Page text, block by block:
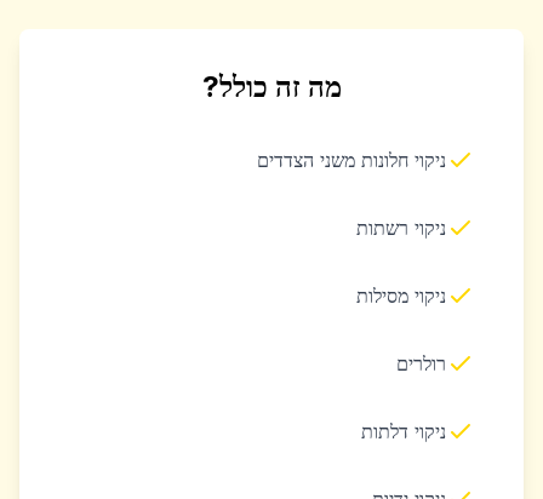
מה זה כולל?
ניקוי חלונות משני הצדדים
ניקוי רשתות
ניקוי מסילות
רולרים
ניקוי דלתות